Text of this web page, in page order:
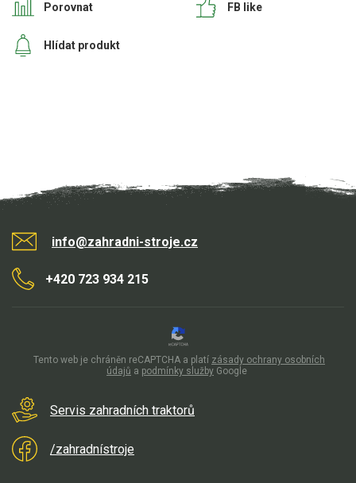
Náhradní díly pro motorové pily
Zahradní traktory
Porovnat
Hlídat produkt
FB like
info@zahradni-stroje.cz
+420 723 934 215
Servis zahradních traktorů
/zahradnístroje
Tento web je chráněn reCAPTCHA a platí zásady ochrany osobních
údajů a podmínky služby Google